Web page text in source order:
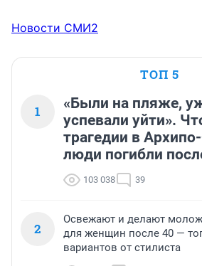
Новости СМИ2
ТОП 5
1
«Были на пляже,
успевали уйти».
трагедии в
люди погибли
103 038 39
2
Освежают и делают
для женщин после 40 —
вариантов от стилиста